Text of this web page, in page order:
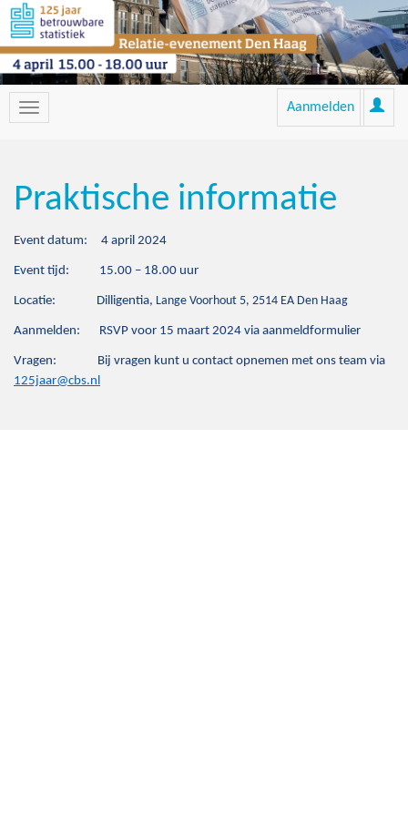
Aanmelden
Praktische informatie
Event datum: 4 april 2024
Event tijd: 15.00 – 18.00 uur
Locatie: Dilligentia, Lange Voorhout 5, 2514 EA Den Haag
Aanmelden: RSVP voor 15 maart 2024 via aanmeldformulier
Vragen: Bij vragen kunt u contact opnemen met ons team via
125jaar@cbs.nl